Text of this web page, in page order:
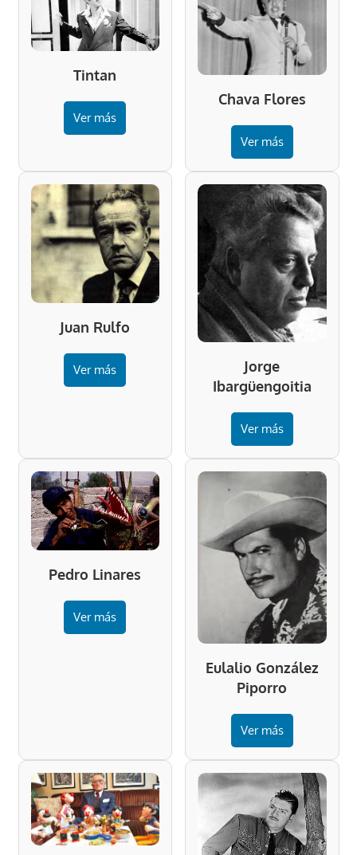
Tintan
Ver más
Chava Flores
Ver más
Juan Rulfo
Ver más
Jorge
Ibargüengoitia
Ver más
Pedro Linares
Ver más
Eulalio González
Piporro
Ver más